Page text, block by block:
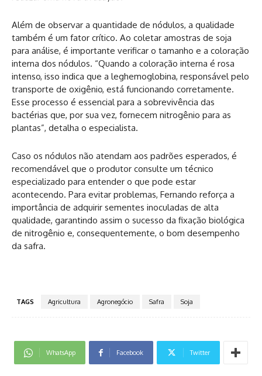
Além de observar a quantidade de nódulos, a qualidade
também é um fator crítico. Ao coletar amostras de soja
para análise, é importante verificar o tamanho e a coloração
interna dos nódulos. “Quando a coloração interna é rosa
intenso, isso indica que a leghemoglobina, responsável pelo
transporte de oxigênio, está funcionando corretamente.
Esse processo é essencial para a sobrevivência das
bactérias que, por sua vez, fornecem nitrogênio para as
plantas”, detalha o especialista.
Caso os nódulos não atendam aos padrões esperados, é
recomendável que o produtor consulte um técnico
especializado para entender o que pode estar
acontecendo. Para evitar problemas, Fernando reforça a
importância de adquirir sementes inoculadas de alta
qualidade, garantindo assim o sucesso da fixação biológica
de nitrogênio e, consequentemente, o bom desempenho
da safra.
TAGS Agricultura Agronegócio Safra Soja
WhatsApp Facebook Twitter